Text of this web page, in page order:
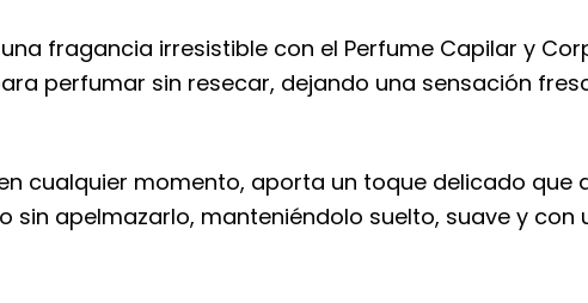
fragancia irresistible con el Perfume Capilar y
perfumar sin resecar, dejando una sensación
cualquier momento, aporta un toque delicado que
sin apelmazarlo, manteniéndolo suelto, suave y con